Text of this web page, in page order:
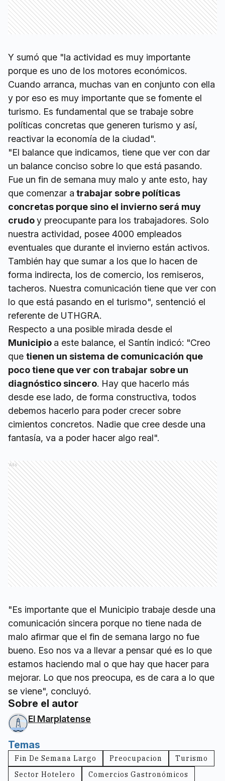
Y sumó que "la actividad es muy importante
porque es uno de los motores económicos.
Cuando arranca, muchas van en conjunto con ella
y por eso es muy importante que se fomente el
turismo. Es fundamental que se trabaje sobre
políticas concretas que generen turismo y así,
reactivar la economía de la ciudad".
"El balance que indicamos, tiene que ver con dar
un balance conciso sobre lo que está pasando.
Fue un fin de semana muy malo y ante esto, hay
que comenzar a trabajar sobre políticas
concretas porque sino el invierno será muy
crudoy preocupante para los trabajadores. Solo
nuestra actividad, posee 4000 empleados
eventuales que durante el invierno están activos.
También hay que sumar a los que lo hacen de
forma indirecta, los de comercio, los remiseros,
tacheros. Nuestra comunicación tiene que ver con
lo que está pasando en el turismo", sentenció el
referente de UTHGRA.
Respecto a una posible mirada desde el
Municipio a este balance, el Santín indicó: "Creo
que tienen un sistema de comunicación que
poco tiene que ver con trabajar sobre un
diagnóstico sincero. Hay que hacerlo más
desde ese lado, de forma constructiva, todos
debemos hacerlo para poder crecer sobre
cimientos concretos. Nadie que cree desde una
fantasía, va a poder hacer algo real".
Ads
"Es importante que el Municipio trabaje desde una
comunicación sincera porque no tiene nada de
malo afirmar que el fin de semana largo no fue
bueno. Eso nos va a llevar a pensar qué es lo que
estamos haciendo mal o que hay que hacer para
mejorar. Lo que nos preocupa, es de cara a lo que
se viene", concluyó.
Sobre el autor
El Marplatense
Temas
Fin De Semana Largo Preocupacion
Turismo
Sector Hotelero
Comercios Gastronómicos